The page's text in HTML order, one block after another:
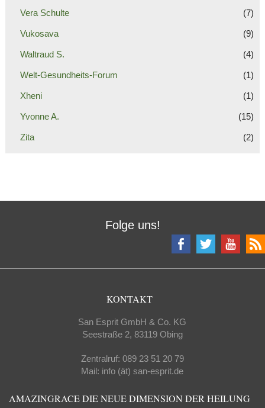
Vera Schulte (7)
Vukosava (9)
Waltraud S. (4)
Welt-Gesundheits-Forum (1)
Xheni (1)
Yvonne A. (15)
Zita (2)
Folge uns!
KONTAKT
San Esprit GmbH & Co. KG
Seestraße 2, 83119 Obing
Zentralruf: 089 23 51 20 79
Mail: info (ät) san-esprit.de
AMAZINGRACE DIE NEUE DIMENSION DER HEILUNG